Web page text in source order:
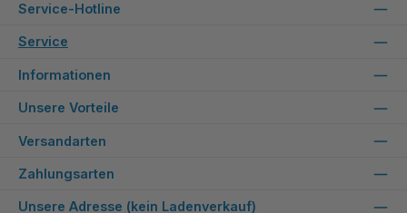
Service-Hotline
Service
Informationen
Unsere Vorteile
Versandarten
Zahlungsarten
Unsere Adresse (kein Ladenverkauf)